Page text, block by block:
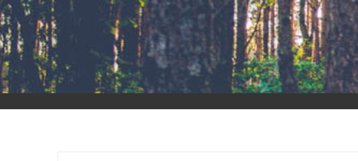
ZGRANESTADO.PL
FOTOGRAFICZNE ZAPISKI DNIA CODZIENNEGO